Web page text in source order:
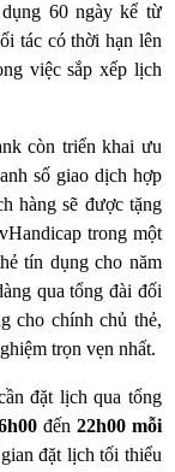
60 ngày kể từ
tác có thời hạn lên
việc sắp xếp lịch
còn triển khai ưu
số giao dịch hợp
hàng sẽ được tặng
trong một
tín dụng cho năm
qua tổng đài đối
cho chính chủ thẻ,
trọn vẹn nhất.
đặt lịch qua tổng
đến 22h00 mỗi
đặt lịch tối thiểu